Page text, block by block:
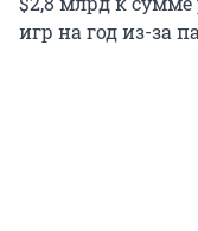
игр на год из-за